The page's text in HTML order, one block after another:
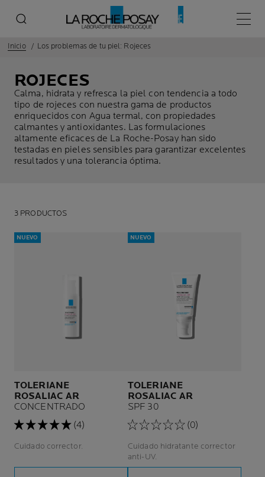
Menú
Inicio Los problemas de tu piel: Rojeces
ROJECES
Calma, hidrata y refresca la piel con tendencia a todo
tipo de rojeces con nuestra gama de productos
enriquecidos con Agua termal, con propiedades
calmantes y antioxidantes. Las formulaciones
altamente eficaces de La Roche-Posay han sido
testadas en pieles sensibles para garantizar excelentes
resultados y una tolerancia óptima.
3 PRODUCTOS
NUEVO
TOLERIANE
ROSALIAC AR
CONCENTRADO
(4)
Cuidado corrector.
NUEVO
TOLERIANE
ROSALIAC AR
SPF 30
(0)
Cuidado hidratante corrector
anti-UV.